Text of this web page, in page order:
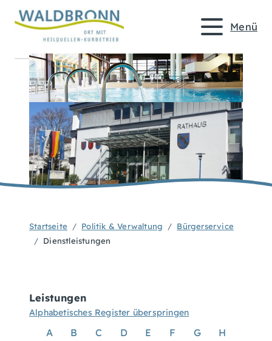
Menü
Startseite Politik & Verwaltung
Bürgerservice
Dienstleistungen
Leistungen
Alphabetisches Register überspringen
A B C D E F G H